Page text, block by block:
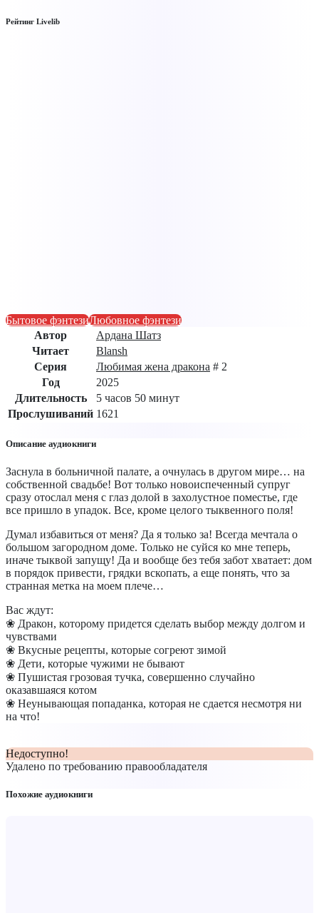
Рейтинг Livelib
Бытовое фэнтезиЛюбовное фэнтези
Автор
Ардана Шатз
Читает
Blansh
Серия
Любимая жена дракона # 2
Год
2025
Длительность
5 часов 50 минут
Прослушиваний 1621
Описание аудиокниги
Заснула в больничной палате, а очнулась в другом мире… на
собственной свадьбе! Вот только новоиспеченный супруг
сразу отослал меня с глаз долой в захолустное поместье, где
все пришло в упадок. Все, кроме целого тыквенного поля!
Думал избавиться от меня? Да я только за! Всегда мечтала о
большом загородном доме. Только не суйся ко мне теперь,
иначе тыквой запущу! Да и вообще без тебя забот хватает: дом
в порядок привести, грядки вскопать, а еще понять, что за
странная метка на моем плече…
Вас ждут:
❀ Дракон, которому придется сделать выбор между долгом и
чувствами
❀ Вкусные рецепты, которые согреют зимой
❀ Дети, которые чужими не бывают
❀ Пушистая грозовая тучка, совершенно случайно
оказавшаяся котом
❀ Неунывающая попаданка, которая не сдается несмотря ни
на что!
Недоступно!
Удалено по требованию правообладателя
Похожие аудиокниги